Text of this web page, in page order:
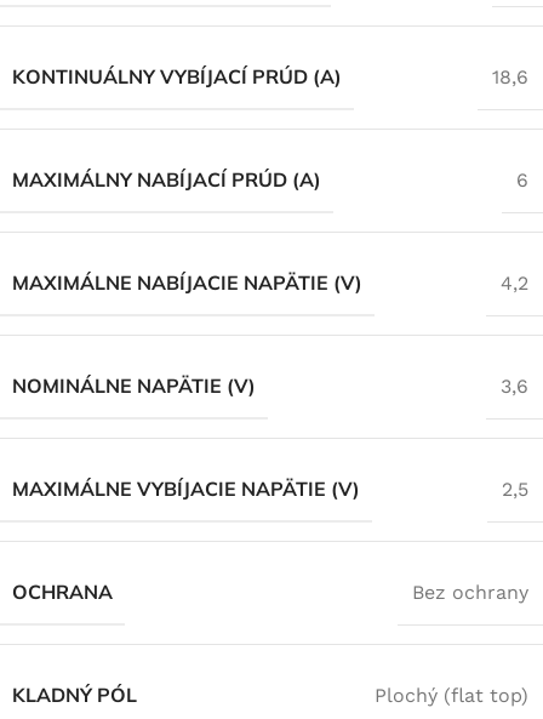
KONTINUÁLNY VYBÍJACÍ PRÚD (A) 18,6
MAXIMÁLNY NABÍJACÍ PRÚD (A) 6
MAXIMÁLNE NABÍJACIE NAPÄTIE (V) 4,2
NOMINÁLNE NAPÄTIE (V) 3,6
MAXIMÁLNE VYBÍJACIE NAPÄTIE (V) 2,5
OCHRANA Bez ochrany
KLADNÝ PÓL Plochý (flat top)